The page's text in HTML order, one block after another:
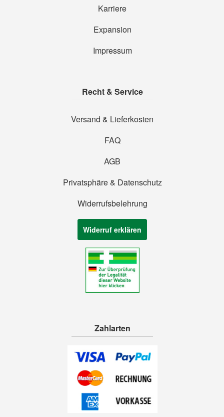
Karriere
Expansion
Impressum
Recht & Service
Versand & Lieferkosten
FAQ
AGB
Privatsphäre & Datenschutz
Widerrufsbelehrung
Widerruf erklären
Zahlarten